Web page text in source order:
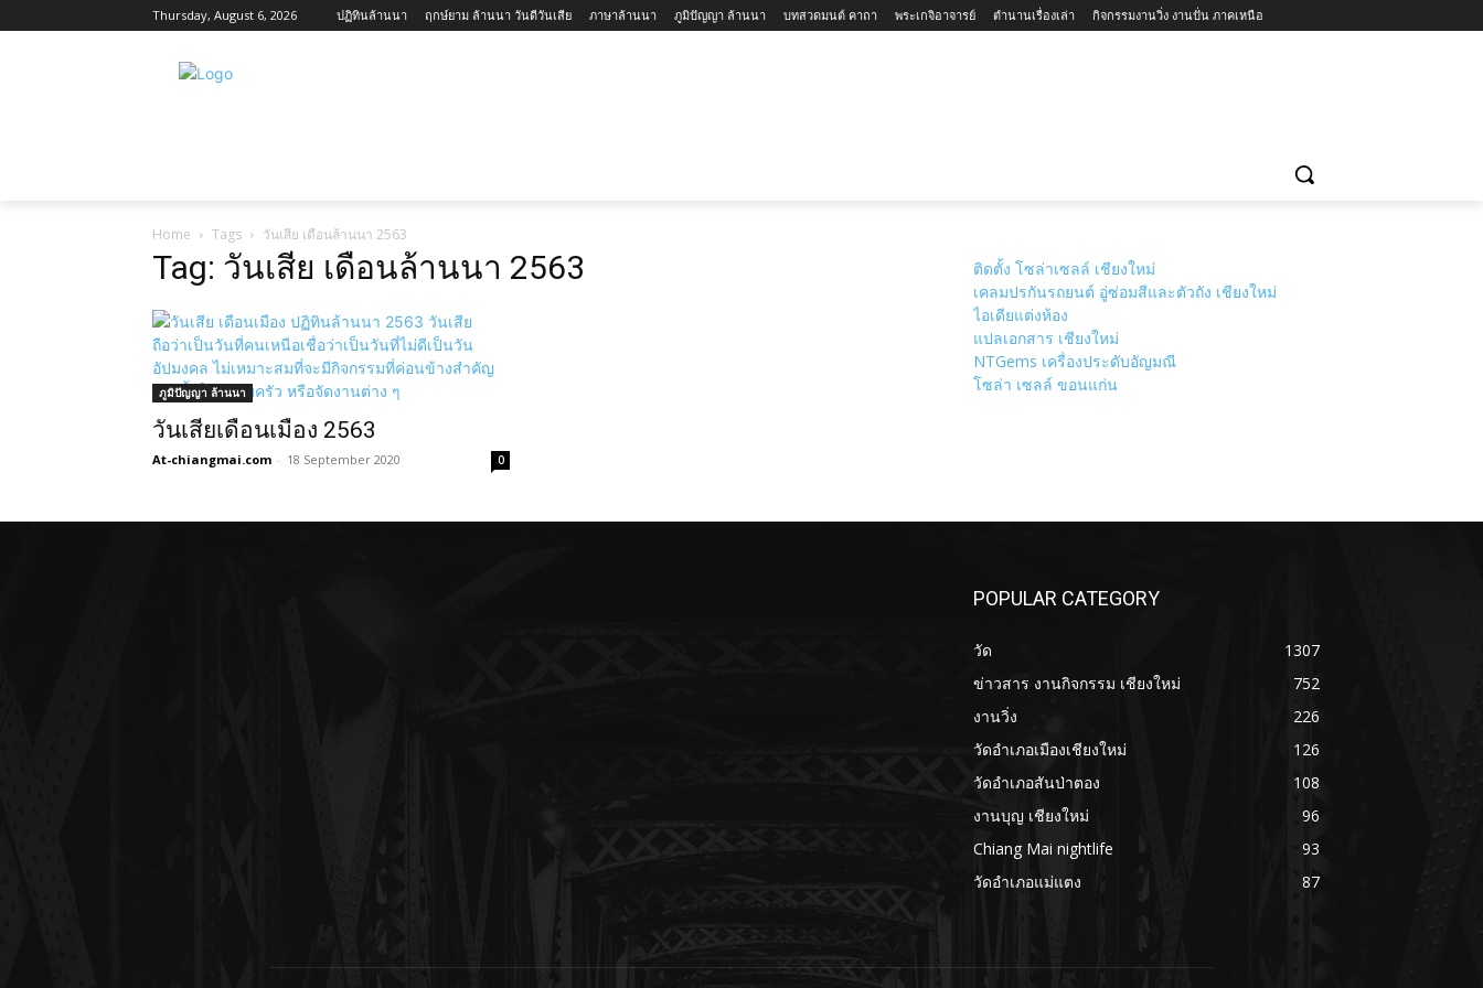
Thursday, August 6, 2026 ปฏิทินล้านนา ฤกษ์ยาม ล้านนา วันดีวันเสีย ภาษาล้านนา ภูมิปัญญา ล้านนา บทสวดมนต์ คาถา พระเกจิอาจารย์ ตำนานเรื่องเล่า กิจกรรมงานวิ่ง งานปั่น ภาคเหนือ
Home Tags วันเสีย เดือนล้านนา 2563
Tag: วันเสีย เดือนล้านนา 2563
ภูมิปัญญา ล้านนา
วันเสียเดือนเมือง 2563
At-chiangmai.com - 18 September 2020 0
ติดตั้ง โซล่าเซลล์ เชียงใหม่
เคลมปรกันรถยนต์ อู่ซ่อมสีและตัวถัง เชียงใหม่
ไอเดียแต่งห้อง
แปลเอกสาร เชียงใหม่
NTGems เครื่องประดับอัญมณี
โซล่า เซลล์ ขอนแก่น
POPULAR CATEGORY
วัด
1307
ข่าวสาร งานกิจกรรม เชียงใหม่
752
งานวิ่ง
226
วัดอำเภอเมืองเชียงใหม่
126
วัดอำเภอสันป่าตอง
108
งานบุญ เชียงใหม่
96
Chiang Mai nightlife
93
วัดอำเภอแม่แตง
87